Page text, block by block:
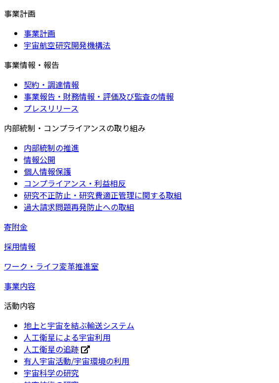
事業計画
事業計画
宇宙航空研究開発機構法
事業情報・報告
契約・調達情報
事業報告・財務情報・評価及び監査の情報
プレスリリース
内部統制・コンプライアンスの取り組み
内部統制の推進
情報公開
個人情報保護
コンプライアンス・利益相反
研究不正防止・研究費適正管理に関する取組
過大請求問題再発防止への取組
寄附金
採用情報
ワーク・ライフ変革推進室
事業内容
活動内容
地上と宇宙を結ぶ輸送システム
人工衛星による宇宙利用
人工衛星の追跡
有人宇宙活動/宇宙環境の利用
宇宙科学の研究